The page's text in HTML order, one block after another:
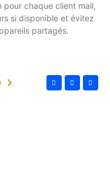
pour chaque client mail,
si disponible et évitez
partagés.